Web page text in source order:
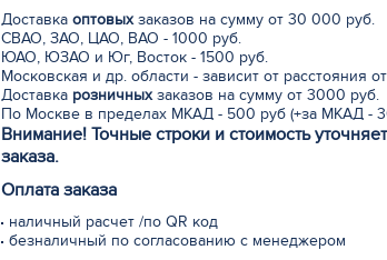
Доставка оптовыхзаказов на сумму от 30 000 руб.
СВАО, ЗАО, ЦАО, ВАО - 1000 руб.
ЮАО, ЮЗАО и Юг, Восток - 1500 руб.
Московская и др. области - зависит от расстояния
Доставка розничныхзаказов на сумму от 3000 руб.
По Москве в пределах МКАД - 500 руб (+за МКАД -
Внимание! Точные строки и стоимость
заказа.
Оплата заказа
наличный расчет /по QR код
безналичный по согласованию с менеджером